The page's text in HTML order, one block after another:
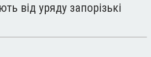
від уряду запорізькі